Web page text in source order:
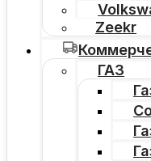
Zeekr
ГАЗ